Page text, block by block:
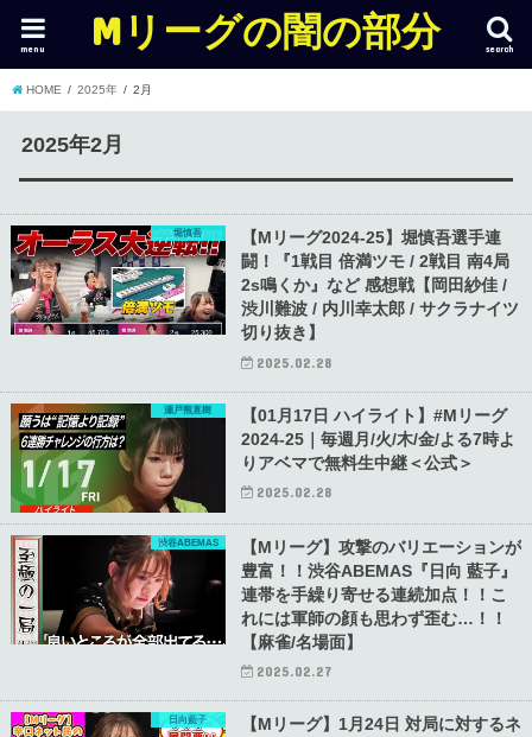
Mリーグの闇の部分 search
menu
HOME 2025年 2月
2025年2月
堀慎吾
【Mリーグ2024-25】堀慎吾選手連
闘！『1戦目 倍満ツモ / 2戦目 南4局
2s鳴くか』など 感想戦【岡田紗佳 /
渋川難波 / 内川幸太郎 / サクラナイツ
切り抜き】
2025.02.28
瀬戸熊直樹
【01月17日 ハイライト】#Mリーグ
2024-25｜毎週月/火/木/金/よる7時よ
りアベマで無料生中継＜公式＞
2025.02.28
渋谷ABEMAS
【Mリーグ】攻撃のバリエーションが
豊富！！渋谷ABEMAS『日向 藍子』
連帯を手繰り寄せる連続加点！！こ
れには軍師の顔も思わず歪む…！！
【麻雀/名場面】
2025.02.27
日向藍子
【Mリーグ】1月24日 対局に対するネ